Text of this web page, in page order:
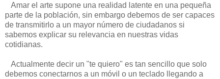
Amar el arte supone una realidad latente en una pequeña
parte de la población, sin embargo debemos de ser capaces
de transmitirlo a un mayor número de ciudadanos si
sabemos explicar su relevancia en nuestras vidas
cotidianas.
Actualmente decir un "te quiero" es tan sencillo que solo
debemos conectarnos a un móvil o un teclado llegando a